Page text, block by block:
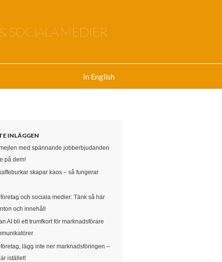
SOCIALA MEDIER
In English
INLÄGGEN
med spännande jobberbjudanden
på dem!
skapar kaos – så fungerar
och sociala medier: Tänk så här
och innehåll
AI bli ett trumfkort för marknadsförare
lägg inte ner marknadsföringen –
istället!